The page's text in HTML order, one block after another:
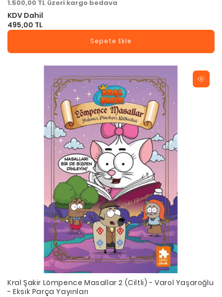
1.500,00 TL üzeri kargo bedava
KDV Dahil
495,00 TL
Sepete Ekle
Kral Şakir Lömpence Masallar 2 (Ciltli) - Varol Yaşaroğlu
- Eksik Parça Yayınları